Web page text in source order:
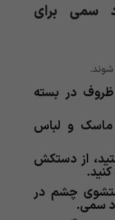
سمی برای
ظروف در بسته
ماسک و لباس
از دستکش
چشم در
سمی.